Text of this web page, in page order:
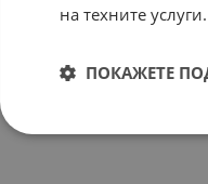
на техните услуги.
ПОКАЖЕТЕ